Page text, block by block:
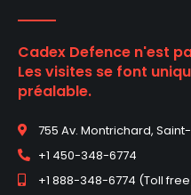
Cadex Defence n'est
Les visites se font
préalable.
755 Av. Montrichard,
+1 450-348-6774
+1 888-348-6774 (Toll